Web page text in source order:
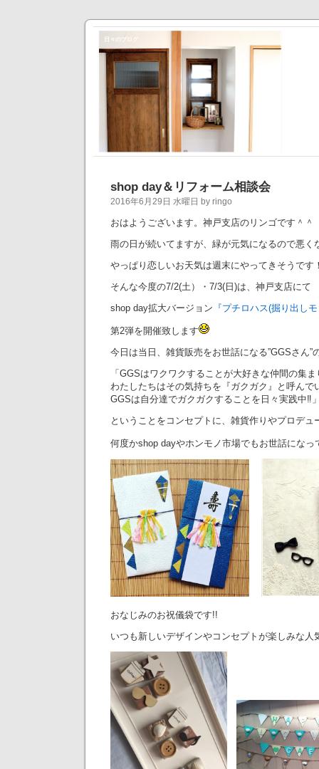
日々のブログ
shop day＆リフォーム相談会
2016年6月29日 水曜日 by ringo
おはようございます。神戸支店のリンゴです＾＾
雨の日が続いてますが、緑が元気になるので悪く
やっぱり恋しいお天気は週末にやってきそうです
そんな今度の7/2(土）・7/3(日)は、神戸支店にて
shop day拡大バージョン 『プチロハス(掘り出し
第2弾を開催致します
今日は当日、雑貨販売をお世話になる”GGSさん
「GGSはワクワクすることが大好きな仲間の集
わたしたちはその気持ちを『ガクガク』と呼ん
GGSは自分達でガクガクすることを日々実践中‼︎
ということをコンセプトに、雑貨作りやプロデュ
何度かshop dayやホンモノ市場でもお世話になっ
おなじみのお祝儀袋です!!
いつも新しいデザインやコンセプトが楽しみな人